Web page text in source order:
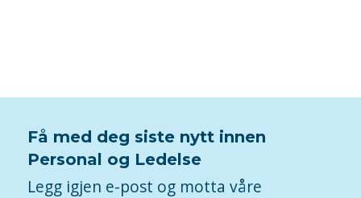
Få med deg siste nytt innen
Personal og Ledelse
Legg igjen e-post og motta våre